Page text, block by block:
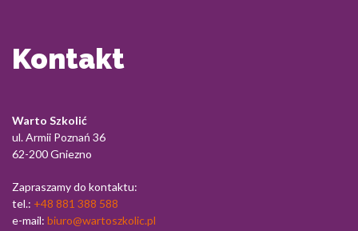
Kontakt
Warto Szkolić
ul. Armii Poznań 36
62-200 Gniezno
Zapraszamy do kontaktu:
tel.: +48 881 388 588
e-mail: biuro@wartoszkolic.pl